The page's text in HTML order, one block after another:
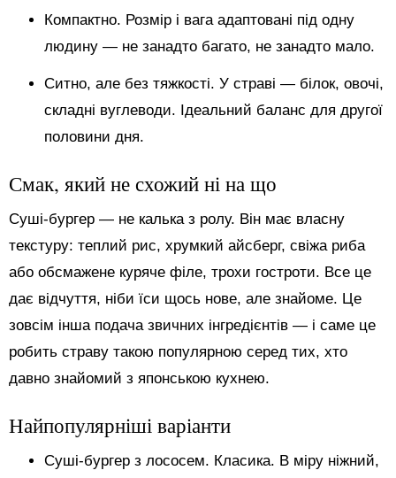
Компактно. Розмір і вага адаптовані під одну
людину — не занадто багато, не занадто мало.
Ситно, але без тяжкості. У страві — білок, овочі,
складні вуглеводи. Ідеальний баланс для другої
половини дня.
Смак, який не схожий ні на що
Суші-бургер — не калька з ролу. Він має власну
текстуру: теплий рис, хрумкий айсберг, свіжа риба
або обсмажене куряче філе, трохи гостроти. Все це
дає відчуття, ніби їси щось нове, але знайоме. Це
зовсім інша подача звичних інгредієнтів — і саме це
робить страву такою популярною серед тих, хто
давно знайомий з японською кухнею.
Найпопулярніші варіанти
Суші-бургер з лососем. Класика. В міру ніжний,